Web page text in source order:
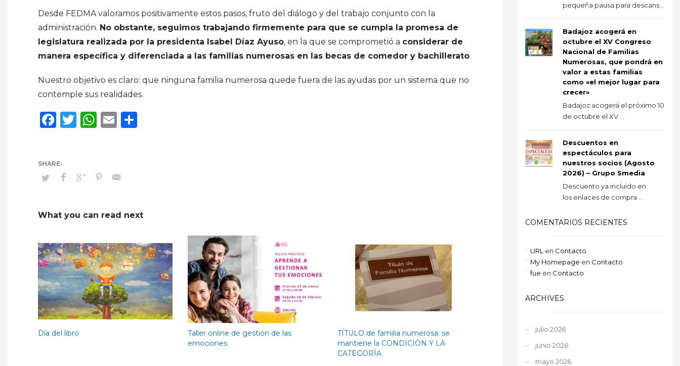
Desde FEDMA valoramos positivamente estos pasos, fruto del diálogo y del trabajo conjunto con la
administración. No obstante, seguimos trabajando firmemente para que se cumpla la promesa de
legislatura realizada por la presidenta Isabel Díaz Ayuso, en la que se comprometió a considerar de
manera específica y diferenciada a las familias numerosas en las becas de comedor y bachillerato.
Nuestro objetivo es claro: que ninguna familia numerosa quede fuera de las ayudas por un sistema que no
contemple sus realidades.
Facebook
Twitter
WhatsApp
Email
What you can read next
Día del libro
Taller online de gestión de las
emociones
TÍTULO de familia numerosa: se
mantiene la CONDICIÓN Y LA
CATEGORÍA
pequeña pausa para descans...
Badajoz acogerá en
octubre el XV Congreso
Nacional de Familias
Numerosas, que pondrá en
valor a estas familias
como «el mejor lugar para
crecer»
Badajoz acogerá el próximo 10
de octubre el XV ...
Descuentos en
espectáculos para
nuestros socios (Agosto
2026) – Grupo Smedia
Descuento ya incluido en
los enlaces de compra ...
COMENTARIOS RECIENTES
URL en Contacto
My Homepage en Contacto
fue en Contacto
ARCHIVES
julio 2026
junio 2026
mayo 2026